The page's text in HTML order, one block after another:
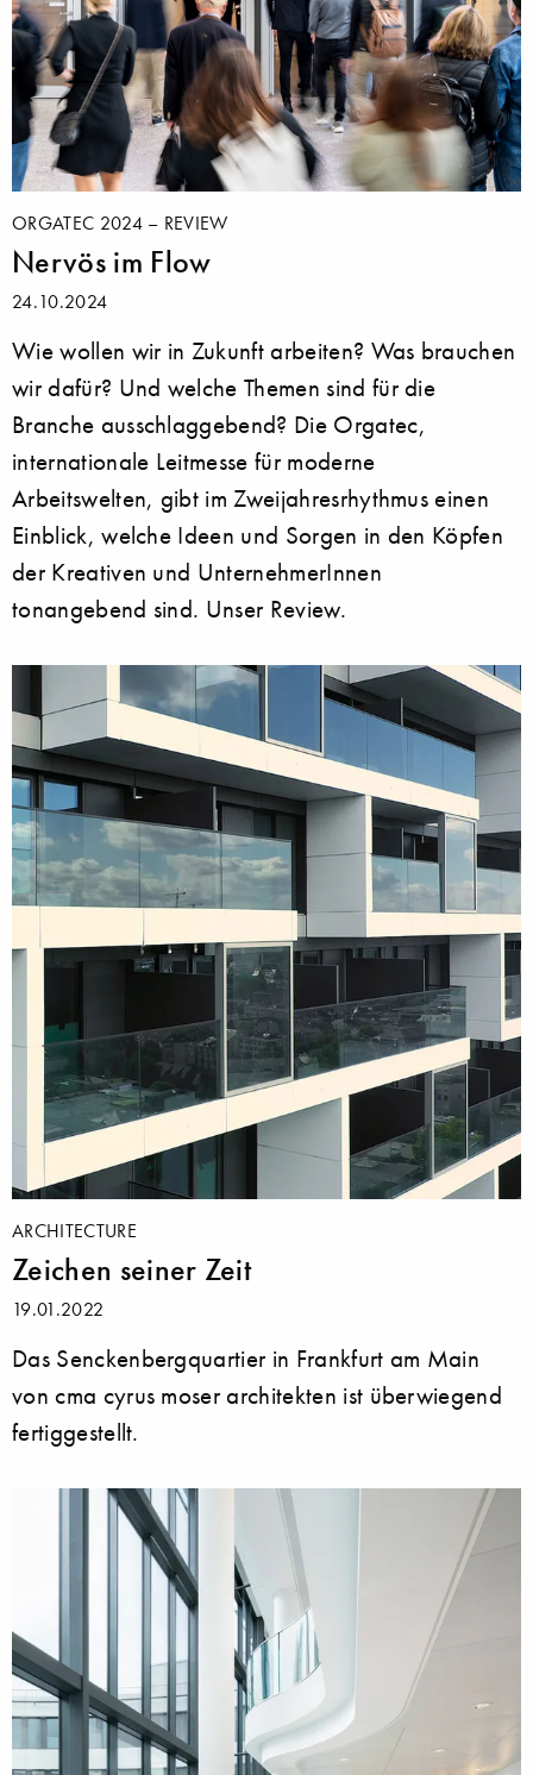
ORGATEC 2024 – REVIEW
Nervös im Flow
24.10.2024
Wie wollen wir in Zukunft arbeiten? Was brauchen
wir dafür? Und welche Themen sind für die
Branche ausschlaggebend? Die Orgatec,
internationale Leitmesse für moderne
Arbeitswelten, gibt im Zweijahresrhythmus einen
Einblick, welche Ideen und Sorgen in den Köpfen
der Kreativen und UnternehmerInnen
tonangebend sind. Unser Review.
ARCHITECTURE
Zeichen seiner Zeit
19.01.2022
Das Senckenbergquartier in Frankfurt am Main
von cma cyrus moser architekten ist überwiegend
fertiggestellt.